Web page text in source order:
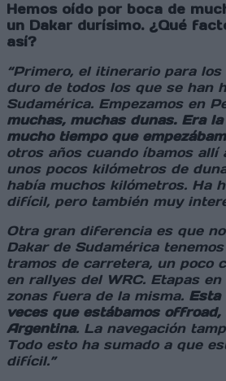
Hemos oído por boca de
un Dakar durísimo. ¿Qué
así?
“Primero, el itinerario para
duro de todos los que se han
Sudamérica. Empezamos en
muchas, muchas dunas. Era
mucho tiempo que
otros años cuando íbamos allí
unos pocos kilómetros de
había muchos kilómetros. Ha
difícil, pero también muy
Otra gran diferencia es que
Dakar de Sudamérica
tramos de carretera, un poco
en rallyes del WRC. Etapas
zonas fuera de la misma. Esta
veces que estábamos offroad,
Argentina. La navegación
Todo esto ha sumado a que
difícil.”